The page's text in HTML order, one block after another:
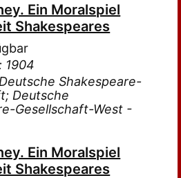
Ein Moralspiel
Shakespeares
1904
Shakespeare-
Deutsche
Gesellschaft-West -
Ein Moralspiel
Shakespeares